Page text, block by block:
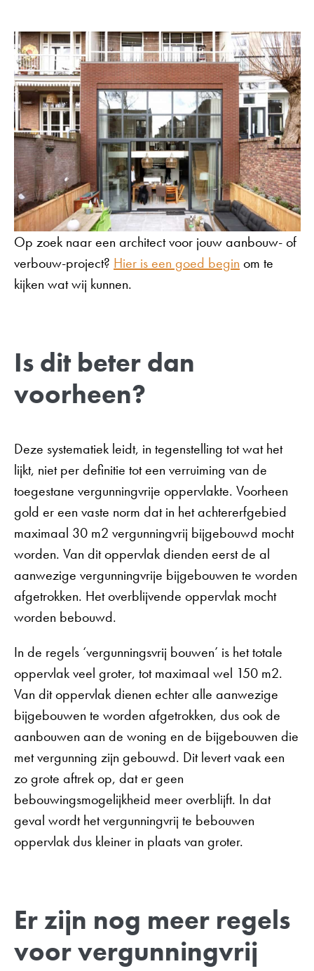
Op zoek naar een architect voor jouw aanbouw- of
verbouw-project? Hier is een goed begin om te
kijken wat wij kunnen.
Is dit beter dan
voorheen?
Deze systematiek leidt, in tegenstelling tot wat het
lijkt, niet per definitie tot een verruiming van de
toegestane vergunningvrije oppervlakte. Voorheen
gold er een vaste norm dat in het achtererfgebied
maximaal 30 m2 vergunningvrij bijgebouwd mocht
worden. Van dit oppervlak dienden eerst de al
aanwezige vergunningvrije bijgebouwen te worden
afgetrokken. Het overblijvende oppervlak mocht
worden bebouwd.
In de regels ‘vergunningsvrij bouwen’ is het totale
oppervlak veel groter, tot maximaal wel 150 m2.
Van dit oppervlak dienen echter alle aanwezige
bijgebouwen te worden afgetrokken, dus ook de
aanbouwen aan de woning en de bijgebouwen die
met vergunning zijn gebouwd. Dit levert vaak een
zo grote aftrek op, dat er geen
bebouwingsmogelijkheid meer overblijft. In dat
geval wordt het vergunningvrij te bebouwen
oppervlak dus kleiner in plaats van groter.
Er zijn nog meer regels
voor vergunningvrij